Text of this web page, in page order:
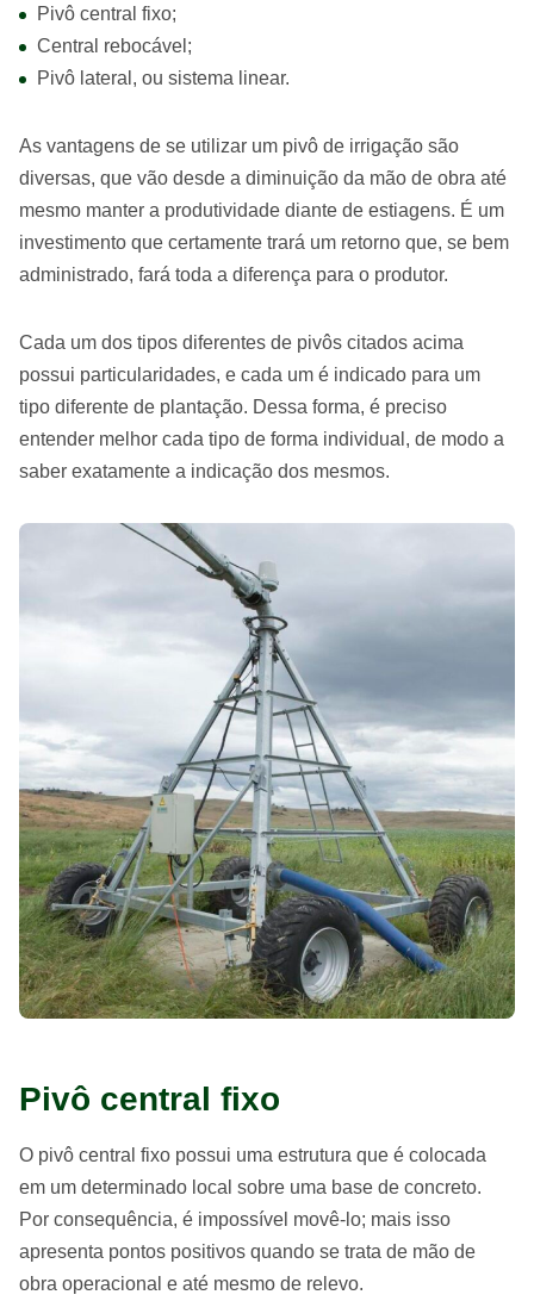
Pivô central fixo;
Central rebocável;
Pivô lateral, ou sistema linear.
As vantagens de se utilizar um pivô de irrigação são
diversas, que vão desde a diminuição da mão de obra até
mesmo manter a produtividade diante de estiagens. É um
investimento que certamente trará um retorno que, se bem
administrado, fará toda a diferença para o produtor.
Cada um dos tipos diferentes de pivôs citados acima
possui particularidades, e cada um é indicado para um
tipo diferente de plantação. Dessa forma, é preciso
entender melhor cada tipo de forma individual, de modo a
saber exatamente a indicação dos mesmos.
Pivô central fixo
O pivô central fixo possui uma estrutura que é colocada
em um determinado local sobre uma base de concreto.
Por consequência, é impossível movê-lo; mais isso
apresenta pontos positivos quando se trata de mão de
obra operacional e até mesmo de relevo.